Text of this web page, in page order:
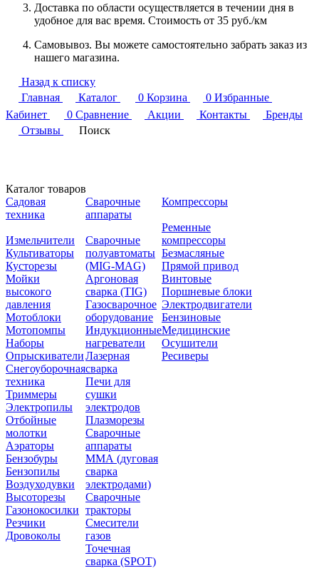
Доставка по области осуществляется в течении дня в
удобное для вас время. Стоимость от 35 руб./км
Самовывоз. Вы можете самостоятельно забрать заказ из
нашего магазина.
Назад к списку
Главная
Каталог 0 Корзина 0 Избранные
Кабинет
0 Сравнение Акции Контакты
Бренды
Отзывы
Поиск
Каталог товаров
Садовая
техника
Измельчители
Культиваторы
Кусторезы
Мойки
высокого
давления
Мотоблоки
Мотопомпы
Наборы
Опрыскиватели
Снегоуборочная
техника
Триммеры
Электропилы
Отбойные
молотки
Аэраторы
Бензобуры
Бензопилы
Воздуходувки
Высоторезы
Газонокосилки
Резчики
Дровоколы
Сварочные
аппараты
Сварочные
полуавтоматы
(MIG-MAG)
Аргоновая
сварка (TIG)
Газосварочное
оборудование
Индукционные
нагреватели
Лазерная
сварка
Печи для
сушки
электродов
Плазморезы
Сварочные
аппараты
ММА (дуговая
сварка
электродами)
Сварочные
тракторы
Смесители
газов
Точечная
сварка (SPOT)
Компрессоры
Ременные
компрессоры
Безмасляные
Прямой привод
Винтовые
Поршневые блоки
Электродвигатели
Бензиновые
Медицинские
Осушители
Ресиверы